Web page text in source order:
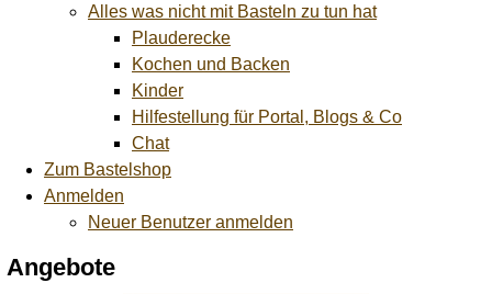
Alles was nicht mit Basteln zu tun hat
Plauderecke
Kochen und Backen
Kinder
Hilfestellung für Portal, Blogs & Co
Chat
Zum Bastelshop
Anmelden
Neuer Benutzer anmelden
Angebote